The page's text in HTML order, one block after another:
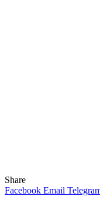
Share
Facebook Email